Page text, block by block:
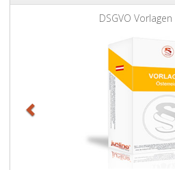
DSGVO Vorlagen